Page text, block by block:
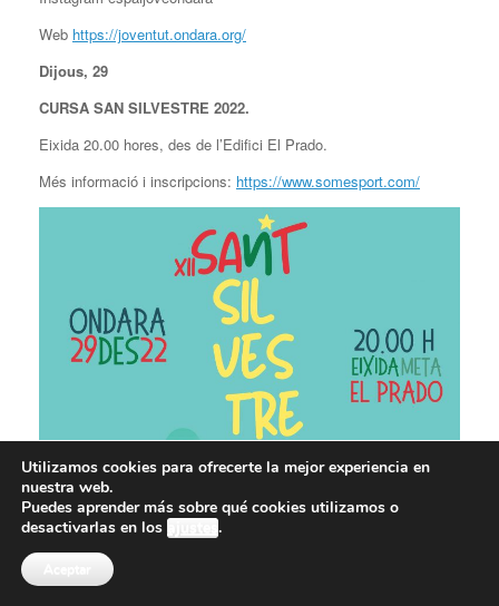
Web https://joventut.ondara.org/
Dijous, 29
CURSA SAN SILVESTRE 2022.
Eixida 20.00 hores, des de l’Edifici El Prado.
Més informació i inscripcions: https://www.somesport.com/
Utilizamos cookies para ofrecerte la mejor experiencia en
nuestra web.
Puedes aprender más sobre qué cookies utilizamos o
desactivarlas en los ajustes.